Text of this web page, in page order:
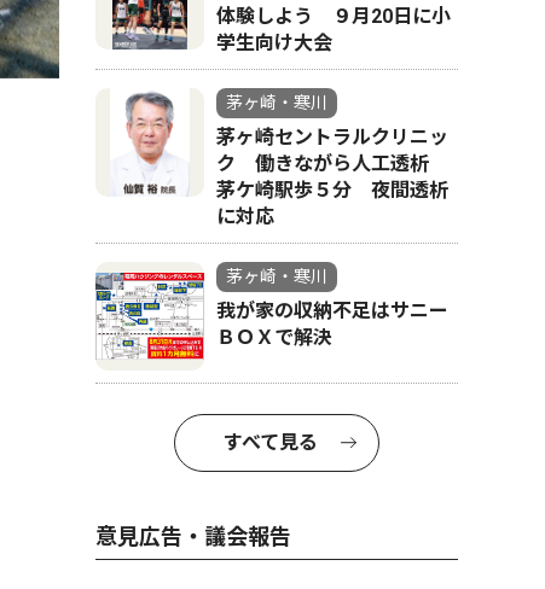
体験しよう ９月20日に小
学生向け大会
茅ヶ崎・寒川
茅ヶ崎セントラルクリニッ
ク 働きながら人工透析
茅ケ崎駅歩５分 夜間透析
に対応
茅ヶ崎・寒川
我が家の収納不足はサニー
ＢＯＸで解決
すべて見る
意見広告・議会報告